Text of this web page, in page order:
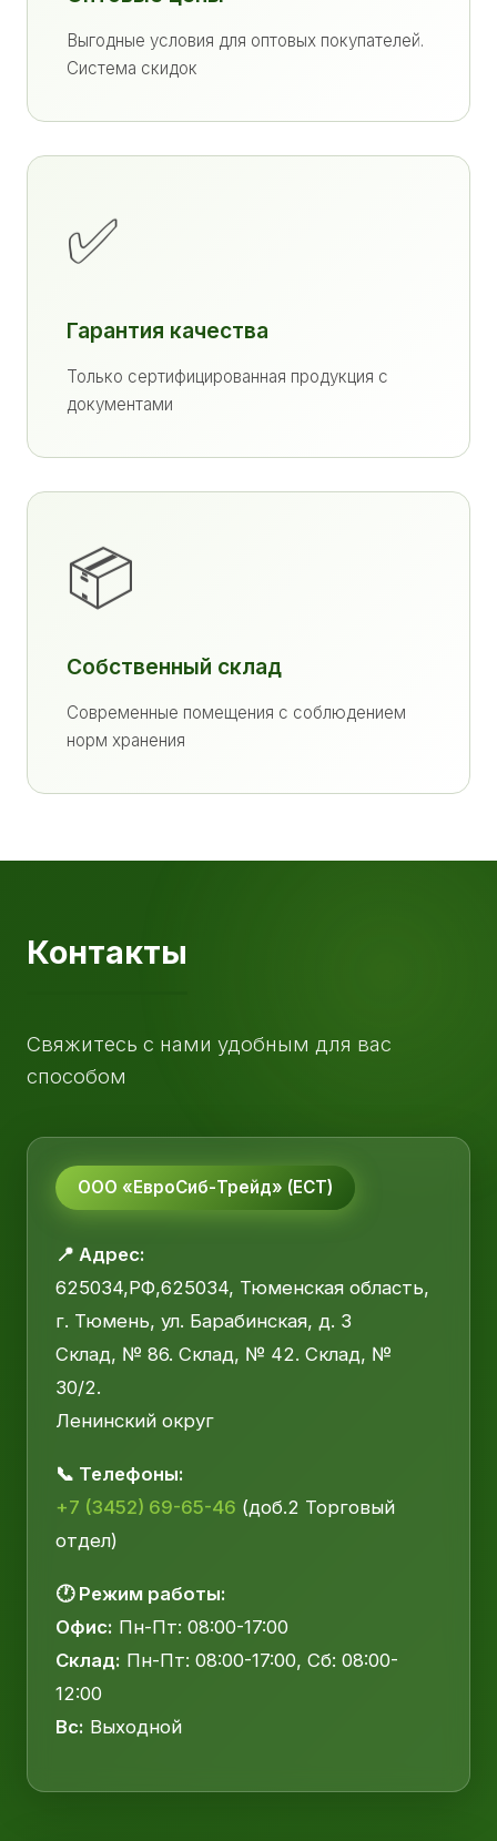
Выгодные условия для оптовых покупателей.
Система скидок
✅
Гарантия качества
Только сертифицированная продукция с
документами
📦
Собственный склад
Современные помещения с соблюдением
норм хранения
Контакты
Свяжитесь с нами удобным для вас
способом
ООО «ЕвроСиб-Трейд» (ЕСТ)
📍 Адрес:
625034,РФ,625034, Тюменская область,
г. Тюмень, ул. Барабинская, д. 3
Склад, № 86. Склад, № 42. Склад, №
30/2.
Ленинский округ
📞 Телефоны:
+7 (3452) 69-65-46 (доб.2 Торговый
отдел)
🕐 Режим работы:
Офис: Пн-Пт: 08:00-17:00
Склад: Пн-Пт: 08:00-17:00, Сб: 08:00-
12:00
Вс: Выходной